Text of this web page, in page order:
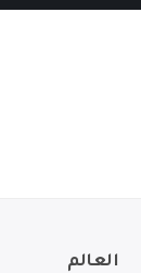
العالم